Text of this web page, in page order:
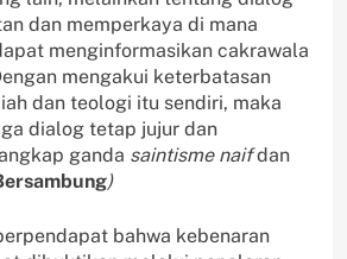
dan memperkaya di mana
menginformasikan cakrawala
mengakui keterbatasan
dan teologi itu sendiri, maka
dialog tetap jujur dan
ganda saintisme naifdan
)
bahwa kebenaran